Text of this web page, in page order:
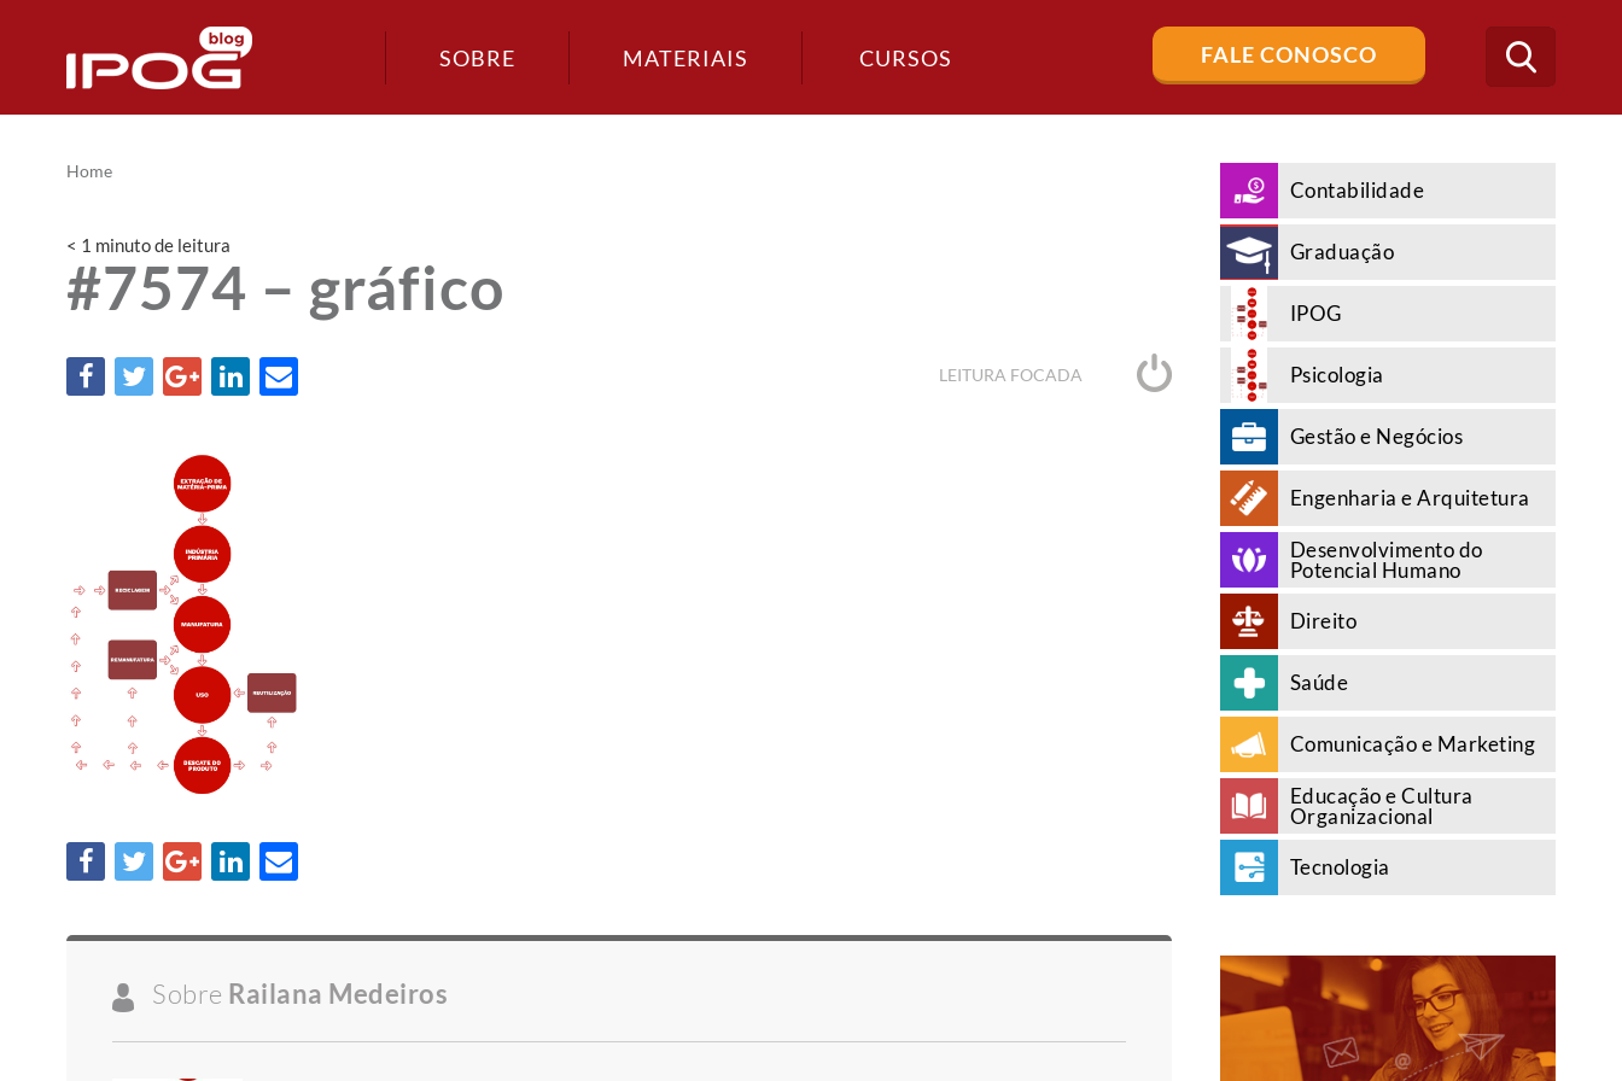
SOBRE MATERIAIS CURSOS FALE CONOSCO
Buscar
no
blog
Home
< 1 minutode leitura
#7574 – gráfico
LEITURA FOCADA
Sobre Railana Medeiros
Contabilidade
Graduação
IPOG
Psicologia
Gestão e Negócios
Engenharia e Arquitetura
Desenvolvimento do
Potencial Humano
Direito
Saúde
Comunicação e Marketing
Educação e Cultura
Organizacional
Tecnologia